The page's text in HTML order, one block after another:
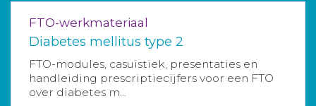
FTO-werkmateriaal
Diabetes mellitus type 2
FTO-modules, casuïstiek, presentaties en
handleiding prescriptiecijfers voor een FTO
over diabetes m...